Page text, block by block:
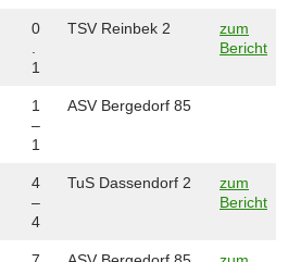
0
1
TSV Reinbek 2
zum
Bericht
1
–
1
ASV Bergedorf 85
4
–
4
TuS Dassendorf 2
zum
Bericht